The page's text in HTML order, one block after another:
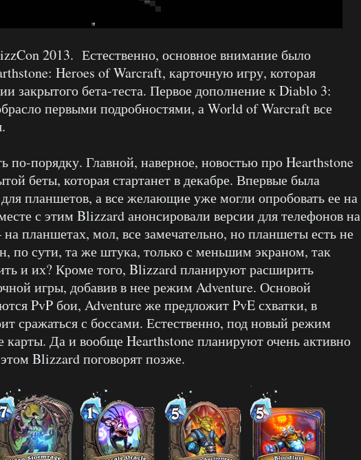
2013. Естественно, основное внимание было
Heroes of Warcraft, карточную игру, которая
закрытого бета-теста. Первое дополнение к Diablo 3:
первыми подробностями, а World of Warcraft все
по-порядку. Главной, наверное, новостью про Hearthstone
беты, которая стартанет в декабре. Впервые была
для планшетов, а все желающие уже могли опробовать ее на
с этим Blizzard анонсировали версии для телефонов на
планшетах, мол, все замечательно, но планшеты есть не
по сути, та же штука, только с меньшим экраном, так
и их? Кроме того, Blizzard планируют расширить
игры, добавив в нее режим Adventure. Основой
PvP бои, Adventure же предложит PvE схватки, в
сражаться с боссами. Естественно, под новый режим
карты. Да и вообще Hearthstone планируют очень активно
Blizzard поговорят позже.